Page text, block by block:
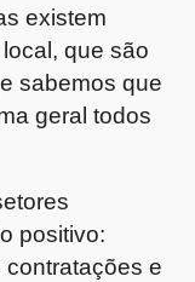
existem
que são
sabemos que
geral todos
positivo:
e